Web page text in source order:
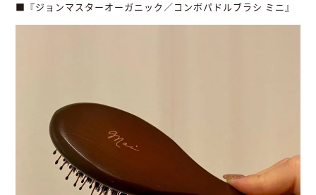
■『ジョンマスターオーガニック／コンボパドルブラシ ミニ』